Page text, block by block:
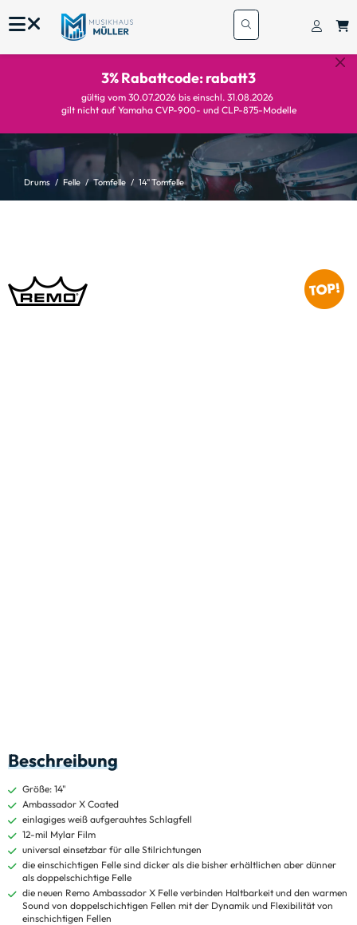
3% Rabattcode: rabatt3
gültig vom 30.07.2026 bis einschl. 31.08.2026
gilt nicht auf Yamaha CVP-900- und CLP-875-Modelle
Drums Felle Tomfelle 14" Tomfelle
Beschreibung
Größe: 14"
Ambassador X Coated
einlagiges weiß aufgerauhtes Schlagfell
12-mil Mylar Film
universal einsetzbar für alle Stilrichtungen
die einschichtigen Felle sind dicker als die bisher erhältlichen aber dünner
als doppelschichtige Felle
die neuen Remo Ambassador X Felle verbinden Haltbarkeit und den warmen
Sound von doppelschichtigen Fellen mit der Dynamik und Flexibilität von
einschichtigen Fellen